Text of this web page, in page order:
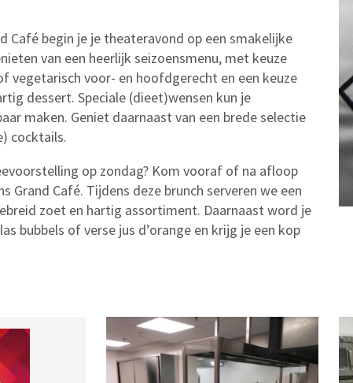
Café begin je je theateravond op een smakelijke
van een heerlijk seizoensmenu, met keuze
vegetarisch voor- en hoofdgerecht en een keuze
dessert. Speciale (dieet)wensen kun je
maken. Geniet daarnaast van een brede selectie
cocktails.
op zondag? Kom vooraf of na afloop
Grand Café. Tijdens deze brunch serveren we een
zoet en hartig assortiment. Daarnaast word je
bubbels of verse jus d’orange en krijg je een kop